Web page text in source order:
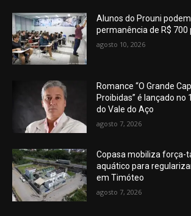
Alunos do Prouni
permanência de R$ 700
agosto 10, 2026
Romance “O Grande
Proibidas” é lançado no
do Vale do Aço
agosto 7, 2026
Copasa mobiliza força-
aquático para
em Timóteo
agosto 7, 2026